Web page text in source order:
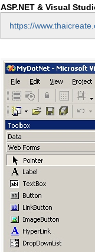
ASP.NET & Visual
https://